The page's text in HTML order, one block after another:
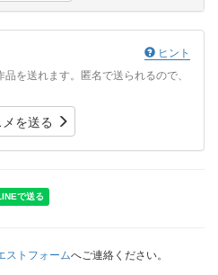
ヒント
を送れます。匿名で送られるので、
を送る
ストフォームへご連絡ください。